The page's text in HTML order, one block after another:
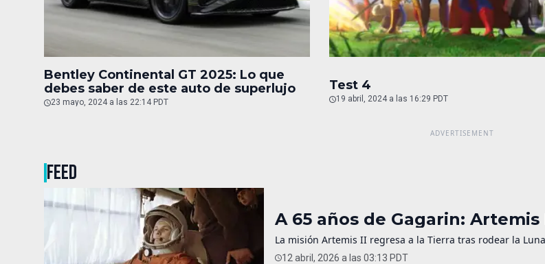
Bentley Continental GT 2025: Lo que
debes saber de este auto de superlujo
23 mayo, 2024 a las 22:14 PDT
Test 4
19 abril, 2024 a las 16:29 PDT
FEED
A 65 años de Gagarin:
La misión Artemis II regresa a la Tierra tras rodear la
12 abril, 2026 a las 03:13 PDT